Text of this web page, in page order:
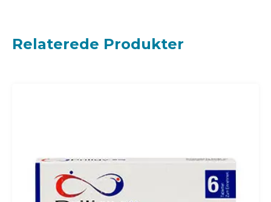
Relaterede Produkter